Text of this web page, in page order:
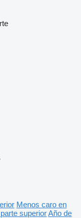
Menos caro en
superiorAño de